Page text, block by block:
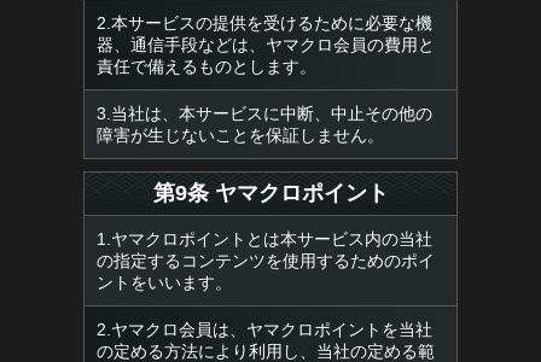
2.本サービスの提供を受けるために必要な機
器、通信手段などは、ヤマクロ会員の費用と
責任で備えるものとします。
3.当社は、本サービスに中断、中止その他の
障害が生じないことを保証しません。
第9条 ヤマクロポイント
1.ヤマクロポイントとは本サービス内の当社
の指定するコンテンツを使用するためのポイ
ントをいいます。
2.ヤマクロ会員は、ヤマクロポイントを当社
の定める方法により利用し、当社の定める範